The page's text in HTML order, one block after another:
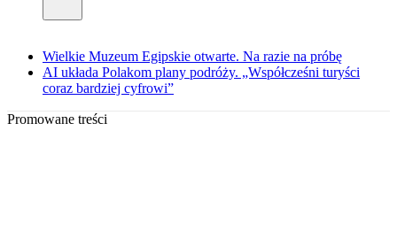
Wielkie Muzeum Egipskie otwarte. Na razie na próbę
AI układa Polakom plany podróży. „Współcześni turyści
coraz bardziej cyfrowi”
Promowane treści